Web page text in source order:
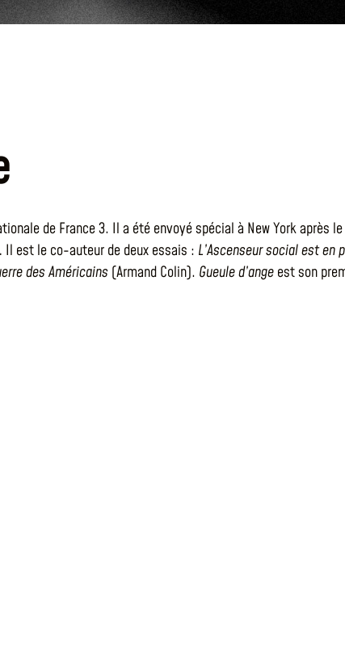
de France 3. Il a été envoyé spécial à New York après le
Il est le co-auteur de deux essais : L’Ascenseur social est en
des Américains (Armand Colin). Gueule d’ange est son